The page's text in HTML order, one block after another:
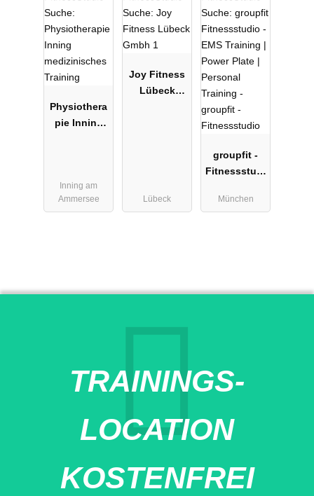
Physiothera
pie Inning
Inning am
Ammersee
Joy Fitness
Lübeck
Lübeck
groupfit -
Fitnessstudi
München
TRAININGS-
LOCATION
KOSTENFREI